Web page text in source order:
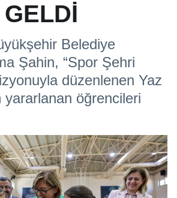
Belediye
Şahin, “Spor Şehri
düzenlenen Yaz
yararlanan öğrencileri